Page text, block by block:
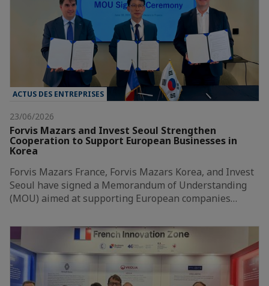
ACTUS DES ENTREPRISES
23/06/2026
Forvis Mazars and Invest Seoul Strengthen
Cooperation to Support European Businesses in
Korea
Forvis Mazars France, Forvis Mazars Korea, and Invest
Seoul have signed a Memorandum of Understanding
(MOU) aimed at supporting European companies…